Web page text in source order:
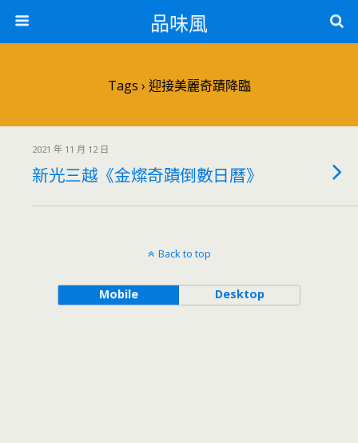
品味風
Tags › 迎接美麗奇蹟降臨
2021 年 11 月 12 日
新光三越《金燦奇蹟倒數日曆》
Back to top
Mobile Desktop